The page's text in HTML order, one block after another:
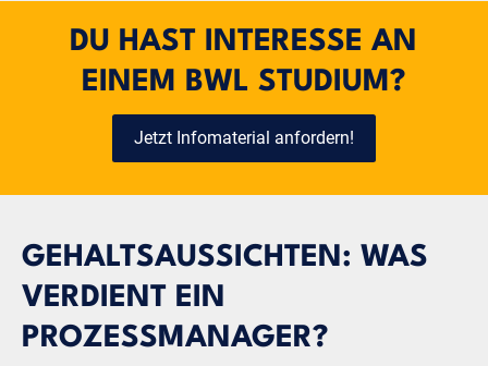
DU HAST INTERESSE AN
EINEM BWL STUDIUM?
Jetzt Infomaterial anfordern!
GEHALTSAUSSICHTEN: WAS
VERDIENT EIN
PROZESSMANAGER?